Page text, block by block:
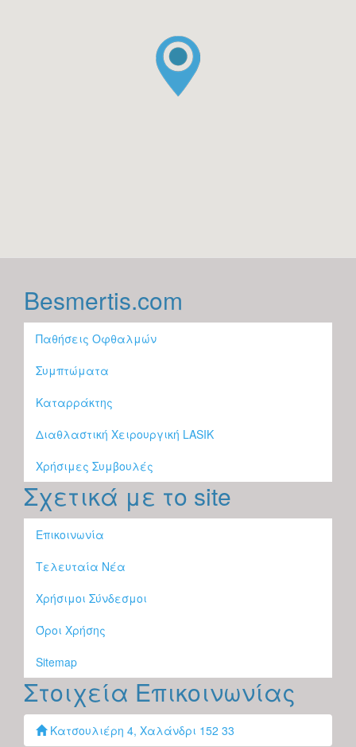
Besmertis.com
Παθήσεις Οφθαλμών
Συμπτώματα
Καταρράκτης
Διαθλαστική Χειρουργική LASIK
Χρήσιμες Συμβουλές
Σχετικά με το site
Επικοινωνία
Τελευταία Νέα
Χρήσιμοι Σύνδεσμοι
Όροι Χρήσης
Sitemap
Στοιχεία Επικοινωνίας
Κατσουλιέρη 4, Χαλάνδρι 152 33